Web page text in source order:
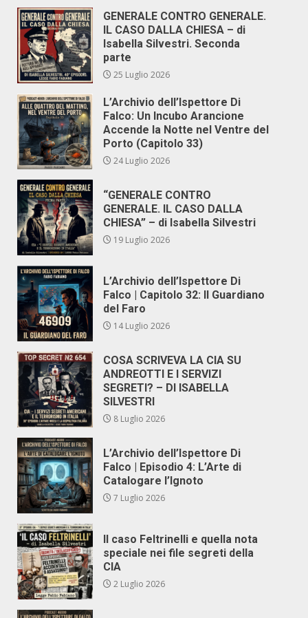
GENERALE CONTRO GENERALE.
IL CASO DALLA CHIESA – di
Isabella Silvestri. Seconda
parte
25 Luglio 2026
L’Archivio dell’Ispettore Di
Falco: Un Incubo Arancione
Accende la Notte nel Ventre del
Porto (Capitolo 33)
24 Luglio 2026
“GENERALE CONTRO
GENERALE. IL CASO DALLA
CHIESA” – di Isabella Silvestri
19 Luglio 2026
L’Archivio dell’Ispettore Di
Falco | Capitolo 32: Il Guardiano
del Faro
14 Luglio 2026
COSA SCRIVEVA LA CIA SU
ANDREOTTI E I SERVIZI
SEGRETI? – DI ISABELLA
SILVESTRI
8 Luglio 2026
L’Archivio dell’Ispettore Di
Falco | Episodio 4: L’Arte di
Catalogare l’Ignoto
7 Luglio 2026
Il caso Feltrinelli e quella nota
speciale nei file segreti della
CIA
2 Luglio 2026